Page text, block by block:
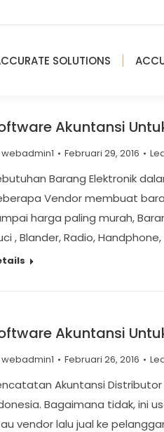
SOLUTIONS
Akuntansi
webadmin1 Februari 29, 2016
Barang Elektronik
Vendor membuat
harga paling murah,
, Blander, Radio,
Akuntansi
webadmin1 Februari 26, 2016
Akuntansi
Bagaimana tidak, ini
vendor lalu jual ke